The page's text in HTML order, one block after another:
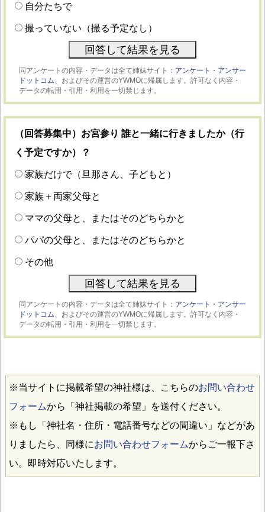
自分たちで
撮っていない（撮る予定なし）
同アンケートの内容・データは全て姉妹サイト： アンケート・アンサー
ドットコム、 およびその運営のYWMOに帰属します。許可なく内容・
データの転用・引用・利用を一切禁じます。
（回答募集中）お宮参り 誰と一緒に行きましたか（行
く予定ですか）？
家族だけで（旦那さん、子どもと）
家族＋両家父母と
ママの父母と、またはそのどちらかと
パパの父母と、またはそのどちらかと
その他
同アンケートの内容・データは全て姉妹サイト： アンケート・アンサー
ドットコム、 およびその運営のYWMOに帰属します。許可なく内容・
データの転用・引用・利用を一切禁じます。
※当サイトに掲載希望の神社様は、こちらのお問い合わせ
フォームから「神社掲載の希望」を送付ください。
※もし「神社名・住所・電話番号などの間違い」などがあ
りましたら、同様にお問い合わせフォームからご一報下さ
い。即時対応いたします。